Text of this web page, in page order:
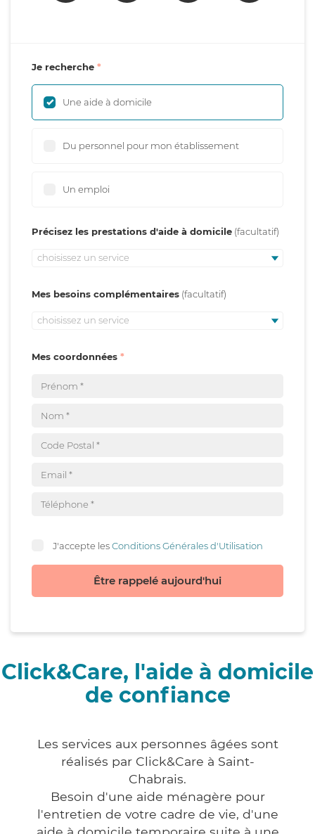
Je recherche
Une aide à domicile
Du personnel pour mon établissement
Un emploi
Précisez les prestations d'aide à domicile
choisissez un service
Mes besoins complémentaires
choisissez un service
Mes coordonnées
J'accepte lesConditions Générales d'Utilisation
Être rappelé aujourd'hui
Click&Care, l'aide à domicile
de confiance
Les services aux personnes âgées sont
réalisés par Click&Care à Saint-
Chabrais.
Besoin d'une aide ménagère pour
l'entretien de votre cadre de vie, d'une